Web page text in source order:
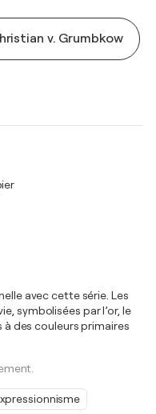
v. Grumbkow
avec cette série. Les
symbolisées par l’or, le
des couleurs primaires